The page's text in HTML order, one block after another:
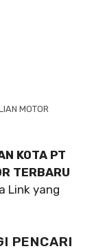
MOTOR
KOTA PT
TERBARU
Link yang
PENCARI